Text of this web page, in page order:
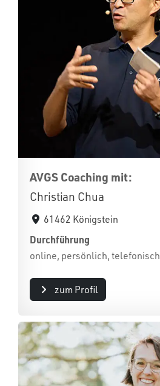
AVGS Coaching mit:
Christian Chua
61462 Königstein
Durchführung
online, persönlich, telefonisch
zum Profil